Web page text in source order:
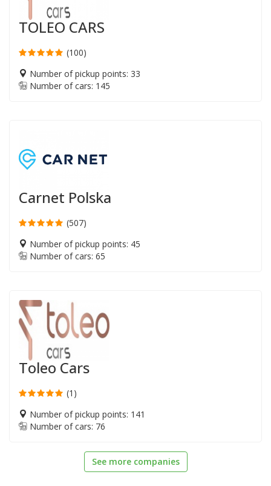
TOLEO CARS
(100)
Number of pickup points: 33
Number of cars: 145
Carnet Polska
(507)
Number of pickup points: 45
Number of cars: 65
Toleo Cars
(1)
Number of pickup points: 141
Number of cars: 76
See more companies